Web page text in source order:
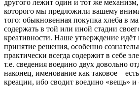
другого лежит один и тот же
которого мы предложили вашему
того: обыкновенная покупка хлеба в
содержать в той или иной стадии
креативности. Наше утверждение
принятие решения, особенно
практически всегда содержит в себе
т.е. сведения воедино двух довольно
наконец, именование как
креации, ибо сводит воедино «вещь»